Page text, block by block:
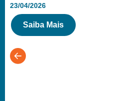
23/04/2026
Saiba Mais